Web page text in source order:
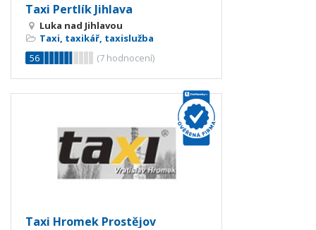
Taxi Pertlík Jihlava
Luka nad Jihlavou
Taxi, taxikář, taxislužba
56
(7 hodnocení)
Taxi Hromek Prostějov